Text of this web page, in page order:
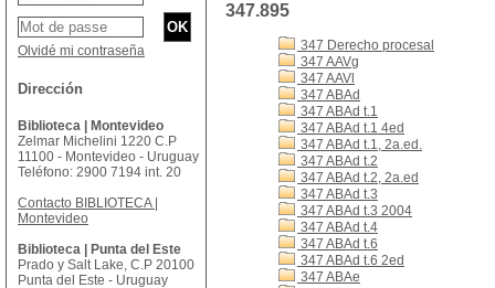
347.895
347 Derecho procesal
347 AAVg
347 AAVl
347 ABAd
347 ABAd t.1
347 ABAd t.1 4ed
347 ABAd t.1, 2a.ed.
347 ABAd t.2
347 ABAd t.2, 2a.ed
347 ABAd t.3
347 ABAd t.3 2004
347 ABAd t.4
347 ABAd t.6
347 ABAd t.6 2ed
347 ABAe
Olvidé mi contraseña
Dirección
Biblioteca | Montevideo
Zelmar Michelini 1220 C.P
11100 - Montevideo - Uruguay
Teléfono: 2900 7194 int. 20
Contacto BIBLIOTECA |
Montevideo
Biblioteca | Punta del Este
Prado y Salt Lake, C.P 20100
Punta del Este - Uruguay